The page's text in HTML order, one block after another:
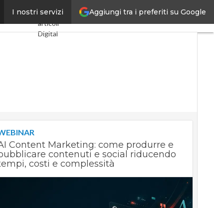
Aggiungi tra i preferiti su Google
I nostri servizi
tech” Ultimi
articoli
Digital
Videointerviste
Le Guide di
CorCom
Podcast
Content Marketing: come produrre e
contenuti e social riducendo
costi e complessità